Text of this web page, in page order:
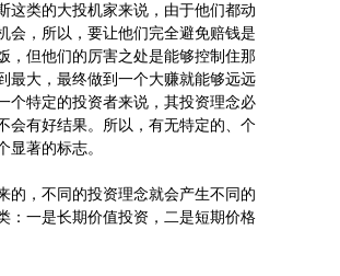
这类的大投机家来说，由于他们都动
会，所以，要让他们完全避免赔钱是
，但他们的厉害之处是能够控制住那
最大，最终做到一个大赚就能够远远
个特定的投资者来说，其投资理念必
会有好结果。所以，有无特定的、个
著的标志。
，不同的投资理念就会产生不同的
：一是长期价值投资，二是短期价格